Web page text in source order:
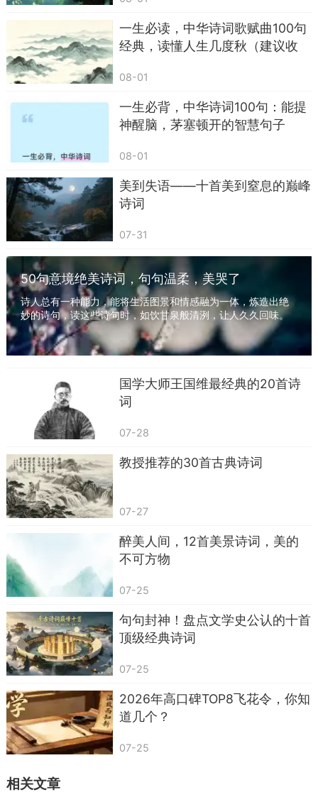
一生必读，中华诗词歌赋曲100句
经典，读懂人生几度秋（建议收
08-01
一生必背，中华诗词100句：能提
神醒脑，茅塞顿开的智慧句子
08-01
美到失语——十首美到窒息的巅峰
诗词
07-31
50句意境绝美诗词，句句温柔，美哭了
诗人总有一种能力，能将生活图景和情感融为一体，炼造出绝
妙的诗句，读这些诗句时，如饮甘泉般清洌，让人久久回味。
一起来读一读50句意境绝美的诗句吧！ 四面边...
国学大师王国维最经典的20首诗
词
07-28
教授推荐的30首古典诗词
07-27
醉美人间，12首美景诗词，美的
不可方物
07-25
句句封神！盘点文学史公认的十首
顶级经典诗词
07-25
2026年高口碑TOP8飞花令，你知
道几个？
07-25
相关文章